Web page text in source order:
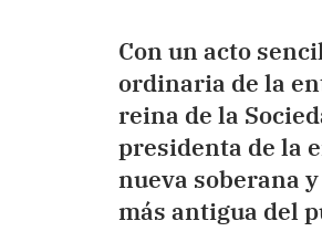
Con un acto
ordinaria de la
reina de la
presidenta de la
nueva soberana
más antigua del